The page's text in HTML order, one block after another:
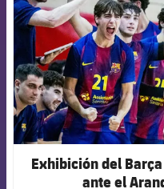
Exhibición del
ante el